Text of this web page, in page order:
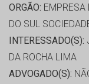
ORGÃO: EMPRESA
DO SUL
INTERESSADO(S):
DA ROCHA LIMA
ADVOGADO(S):